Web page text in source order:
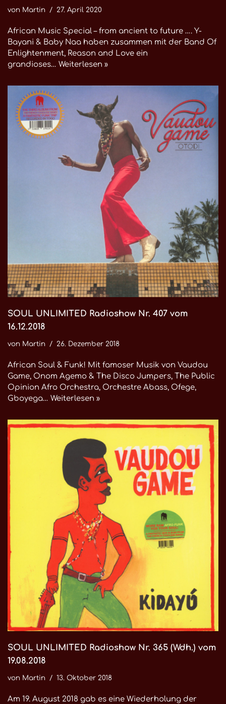
von Martin 27. April 2020
African Music Special – from ancient to future …. Y-
Bayani & Baby Naa haben zusammen mit der Band Of
Enlightenment, Reason and Love ein
grandioses… Weiterlesen »
SOUL UNLIMITED Radioshow Nr. 407 vom
16.12.2018
von Martin 26. Dezember 2018
African Soul & Funk! Mit famoser Musik von Vaudou
Game, Onom Agemo & The Disco Jumpers, The Public
Opinion Afro Orchestra, Orchestre Abass, Ofege,
Gboyega… Weiterlesen »
SOUL UNLIMITED Radioshow Nr. 365 (Wdh.) vom
19.08.2018
von Martin 13. Oktober 2018
Am 19. August 2018 gab es eine Wiederholung der